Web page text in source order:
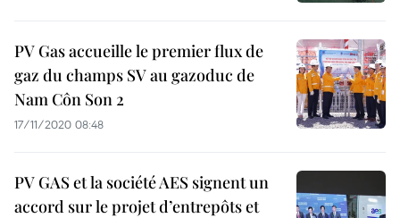
PV Gas accueille le premier flux de
gaz du champs SV au gazoduc de
Nam Côn Son 2
17/11/2020 08:48
PV GAS et la société AES signent un
accord sur le projet d’entrepôts et